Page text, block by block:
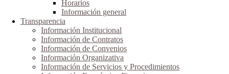
Horarios
Información general
Transparencia
Información Institucional
Información de Contratos
Información de Convenios
Información Organizativa
Información de Servicios y Procedimientos